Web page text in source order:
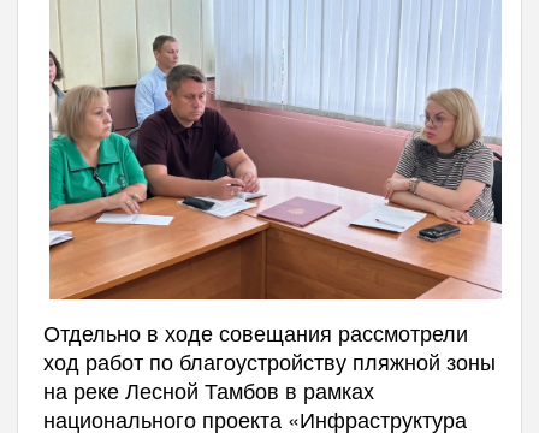
Отдельно в ходе совещания рассмотрели
ход работ по благоустройству пляжной зоны
на реке Лесной Тамбов в рамках
национального проекта «Инфраструктура